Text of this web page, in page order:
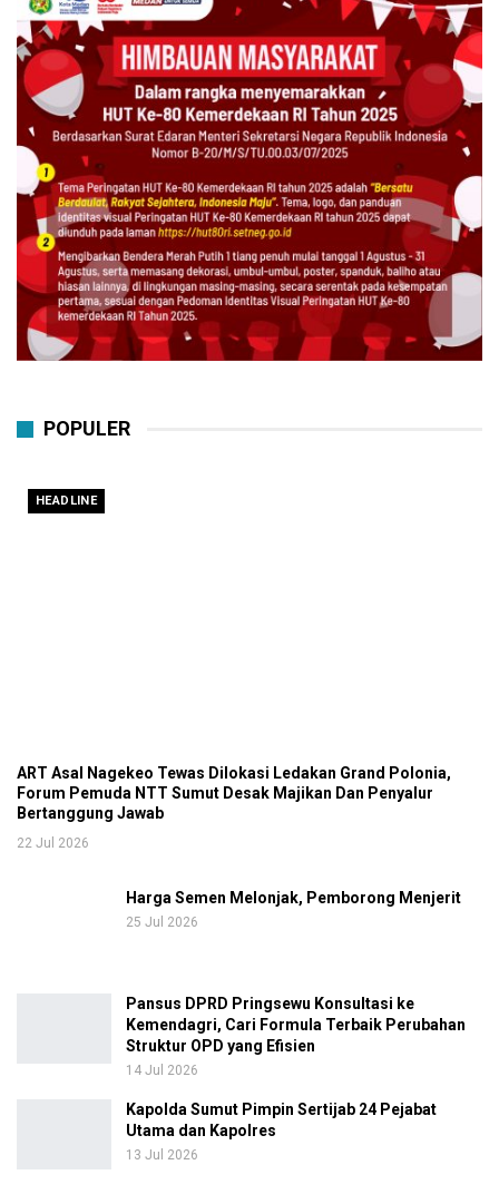
POPULER
HEADLINE
ART Asal Nagekeo Tewas Dilokasi Ledakan Grand Polonia,
Forum Pemuda NTT Sumut Desak Majikan Dan Penyalur
Bertanggung Jawab
22 Jul 2026
Harga Semen Melonjak, Pemborong Menjerit
25 Jul 2026
Pansus DPRD Pringsewu Konsultasi ke
Kemendagri, Cari Formula Terbaik Perubahan
Struktur OPD yang Efisien
14 Jul 2026
Kapolda Sumut Pimpin Sertijab 24 Pejabat
Utama dan Kapolres
13 Jul 2026